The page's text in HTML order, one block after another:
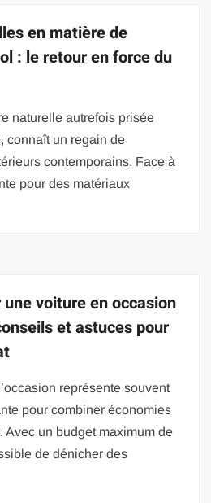
en matière de
: le retour en force du
naturelle autrefois prisée
connaît un regain de
contemporains. Face à
pour des matériaux
voiture en occasion
et astuces pour
représente souvent
pour combiner économies
Avec un budget maximum de
de dénicher des